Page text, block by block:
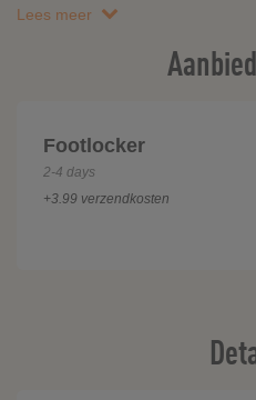
Lees meer
Footlocker
2-4 days
+3.99 verzendkosten